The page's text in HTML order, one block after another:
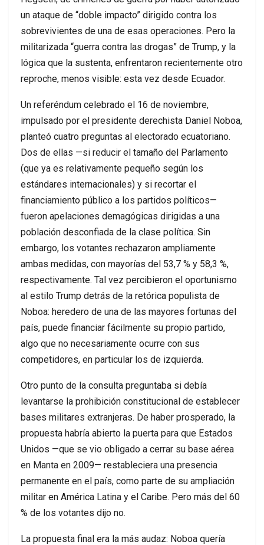
un ataque de “doble impacto” dirigido contra los
sobrevivientes de una de esas operaciones. Pero la
militarizada “guerra contra las drogas” de Trump, y la
lógica que la sustenta, enfrentaron recientemente otro
reproche, menos visible: esta vez desde Ecuador.
Un referéndum celebrado el 16 de noviembre,
impulsado por el presidente derechista Daniel Noboa,
planteó cuatro preguntas al electorado ecuatoriano.
Dos de ellas —si reducir el tamaño del Parlamento
(que ya es relativamente pequeño según los
estándares internacionales) y si recortar el
financiamiento público a los partidos políticos—
fueron apelaciones demagógicas dirigidas a una
población desconfiada de la clase política. Sin
embargo, los votantes rechazaron ampliamente
ambas medidas, con mayorías del 53,7 % y 58,3 %,
respectivamente. Tal vez percibieron el oportunismo
al estilo Trump detrás de la retórica populista de
Noboa: heredero de una de las mayores fortunas del
país, puede financiar fácilmente su propio partido,
algo que no necesariamente ocurre con sus
competidores, en particular los de izquierda.
Otro punto de la consulta preguntaba si debía
levantarse la prohibición constitucional de establecer
bases militares extranjeras. De haber prosperado, la
propuesta habría abierto la puerta para que Estados
Unidos —que se vio obligado a cerrar su base aérea
en Manta en 2009— restableciera una presencia
permanente en el país, como parte de su ampliación
militar en América Latina y el Caribe. Pero más del 60
% de los votantes dijo no.
La propuesta final era la más audaz: Noboa quería